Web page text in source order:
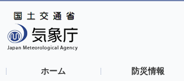
ホーム 防災情報